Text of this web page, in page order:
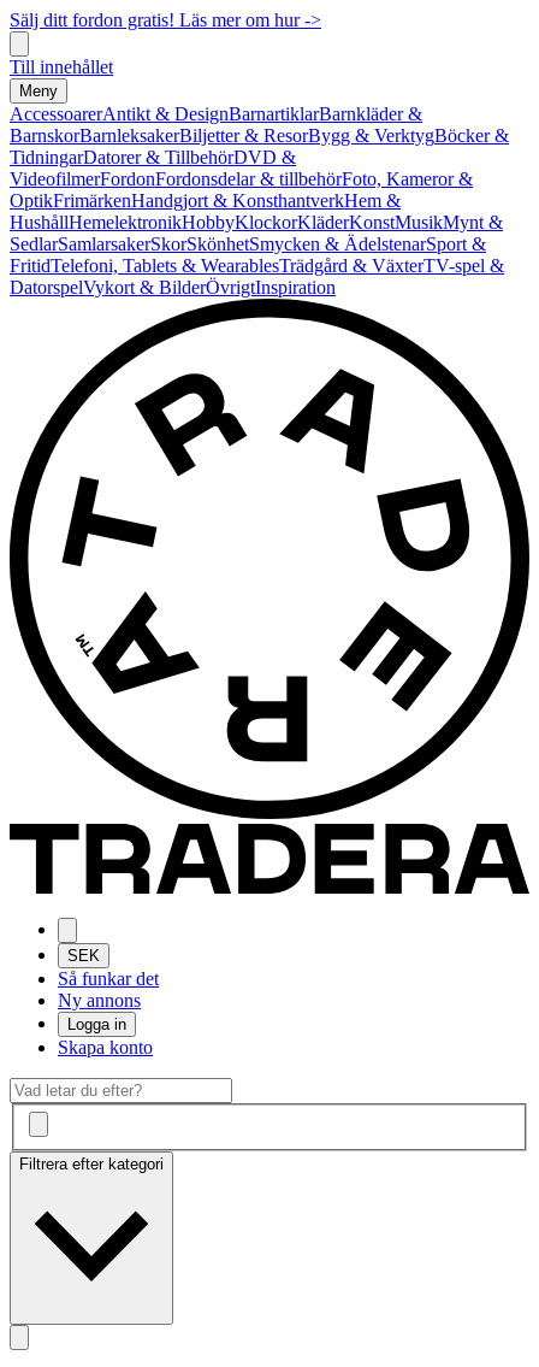
Sälj ditt fordon gratis! Läs mer om hur ->
Till innehållet
Meny
AccessoarerAntikt & DesignBarnartiklarBarnkläder &
BarnskorBarnleksakerBiljetter & ResorBygg & VerktygBöcker &
TidningarDatorer & TillbehörDVD &
VideofilmerFordonFordonsdelar & tillbehörFoto, Kameror &
OptikFrimärkenHandgjort & KonsthantverkHem &
HushållHemelektronikHobbyKlockorKläderKonstMusikMynt &
SedlarSamlarsakerSkorSkönhetSmycken & ÄdelstenarSport &
FritidTelefoni, Tablets & WearablesTrädgård & VäxterTV-spel &
DatorspelVykort & BilderÖvrigtInspiration
SEK
Så funkar det
Ny annons
Logga in
Skapa konto
Filtrera efter kategori